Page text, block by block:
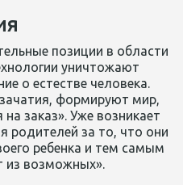
позиции в области
уничтожают
о естестве человека.
формируют мир,
заказ». Уже возникает
за то, что они
ребенка и тем самым
из возможных».